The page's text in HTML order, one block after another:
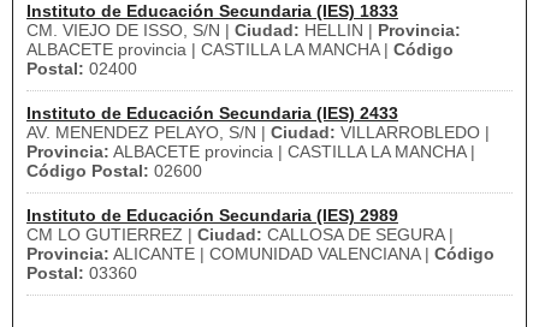
Instituto de Educación Secundaria (IES) 1833
CM. VIEJO DE ISSO, S/N | Ciudad: HELLIN | Provincia:
ALBACETE provincia | CASTILLA LA MANCHA | Código
Postal: 02400
Instituto de Educación Secundaria (IES) 2433
AV. MENENDEZ PELAYO, S/N | Ciudad: VILLARROBLEDO |
Provincia: ALBACETE provincia | CASTILLA LA MANCHA |
Código Postal: 02600
Instituto de Educación Secundaria (IES) 2989
CM LO GUTIERREZ | Ciudad: CALLOSA DE SEGURA |
Provincia: ALICANTE | COMUNIDAD VALENCIANA | Código
Postal: 03360